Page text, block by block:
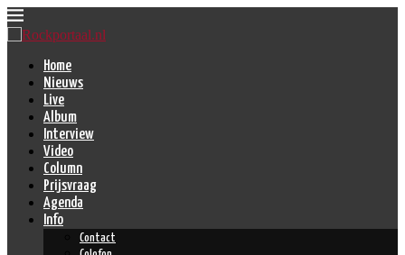
Home
Nieuws
Live
Album
Interview
Video
Column
Prijsvraag
Agenda
Info
Contact